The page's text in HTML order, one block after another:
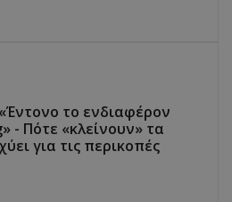
το ενδιαφέρον
- Πότε «κλείνουν» τα
για τις περικοπές